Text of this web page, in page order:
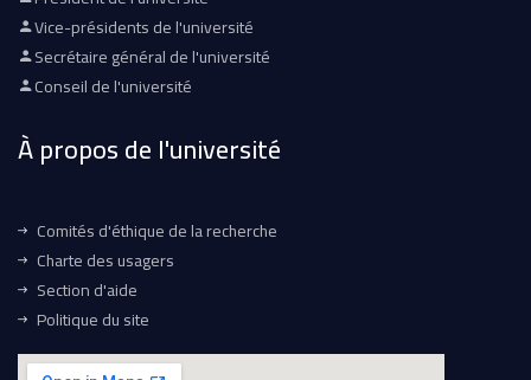
Vice-présidents de l'université
Secrétaire général de l'université
Conseil de l'université
À propos de l'université
Comités d'éthique de la recherche
Charte des usagers
Section d'aide
Politique du site